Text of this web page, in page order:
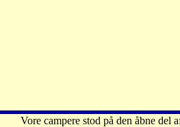
Vore campere stod på den åbne